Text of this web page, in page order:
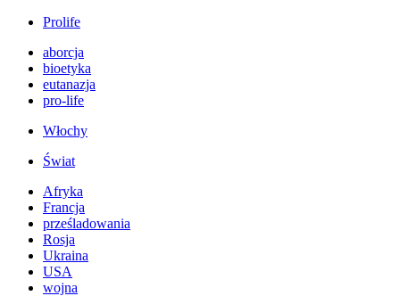
Prolife
aborcja
bioetyka
eutanazja
pro-life
Włochy
Świat
Afryka
Francja
prześladowania
Rosja
Ukraina
USA
wojna